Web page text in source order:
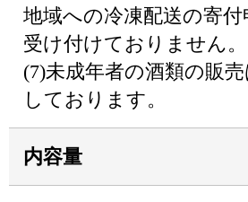
地域への冷凍配送の寄付
受け付けておりません。
(7)未成年者の酒類の販
しております。
内容量